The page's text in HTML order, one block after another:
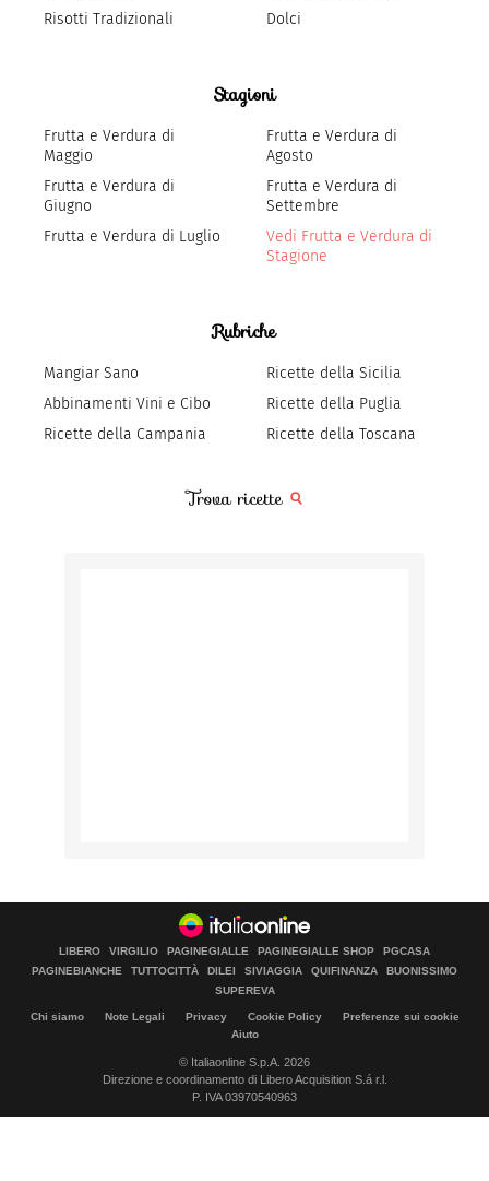
Risotti Tradizionali
Dolci
Stagioni
Frutta e Verdura di
Maggio
Frutta e Verdura di
Giugno
Frutta e Verdura di Luglio
Frutta e Verdura di
Agosto
Frutta e Verdura di
Settembre
Vedi Frutta e Verdura di
Stagione
Rubriche
Mangiar Sano
Abbinamenti Vini e Cibo
Ricette della Campania
Ricette della Sicilia
Ricette della Puglia
Ricette della Toscana
Trova ricette
LIBERO VIRGILIO PAGINEGIALLE PAGINEGIALLE SHOP
PGCASA
PAGINEBIANCHE
TUTTOCITTÀ DILEI SIVIAGGIA QUIFINANZA
BUONISSIMO
SUPEREVA
Chi siamo Note Legali Privacy Cookie Policy
Preferenze sui cookie
Aiuto
© Italiaonline S.p.A. 2026
Direzione e coordinamento di Libero Acquisition S.á r.l.
P. IVA 03970540963